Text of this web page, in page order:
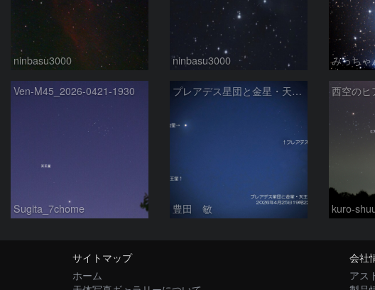
ninbasu3000 ninbasu3000 みっちゃ
Ven-M45_2026-0421-1930
Sugita_7chome
プレアデス星団と金星・天王星の接近 2026/4/25
豊田 敏 kuro-
サイトマップ
ホーム
会社
アス